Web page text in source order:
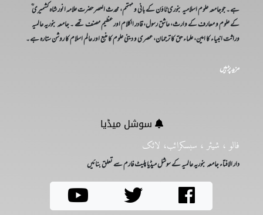
ہے۔ جوجامعہ علوم اسلامیہ بنوری ٹاؤن کے بانی و مہتمم، محدث العصر حضرت علامہ انور شاہ کشمیری ؒ
کے علوم و معارف کے وارث، عاشق رسول، قادر الکلام اور عظیم مصنف تھے ۔ جامعہ بنوریہ عالمیہ
وراثت انبیاء کا امین، علماء حق کا ترجمان، عصری و دینی علوم کا منبع اور عالم اسلام کا روشن ستارہ ہے۔
مزید پڑہیں
سوشل میڈیا
فالو ، شیئر ، سبسکرائب، لائک
دار الافتاء جامعہ بنوریہ عالمیہ کے سوشل میڈیا پلیٹ فارم سے تعلق بنائیں